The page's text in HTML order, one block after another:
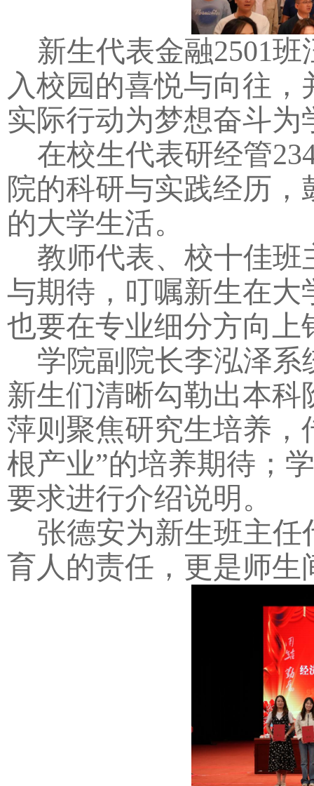
新生代表金融2501
入校园的喜悦与向往
实际行动为梦想奋斗为
在校生代表研经管
院的科研与实践经历
的大学生活。
教师代表、校十佳
与期待，叮嘱新生在
也要在专业细分方向上
学院副院长李泓泽
新生们清晰勾勒出本
萍则聚焦研究生培养，
根产业”的培养期待；
要求进行介绍说明。
张德安为新生班主
育人的责任，更是师生